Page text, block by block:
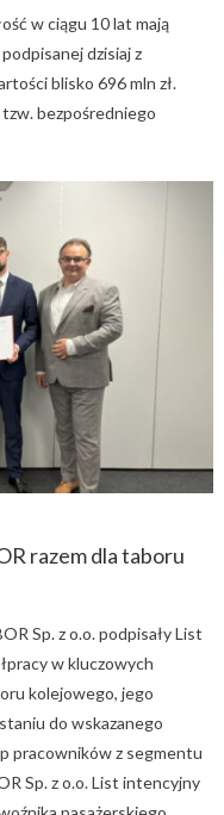
w ciągu 10 lat mają
dzisiaj z
blisko 696 mln zł.
bezpośredniego
razem dla taboru
Sp. z o.o. podpisały List
w kluczowych
kolejowego, jego
do wskazanego
pracowników z segmentu
Sp. z o.o. List intencyjny